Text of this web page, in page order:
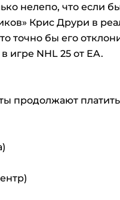
нелепо, что если
Крис Друри в
точно бы его
игре NHL 25 от EA.
продолжают платить